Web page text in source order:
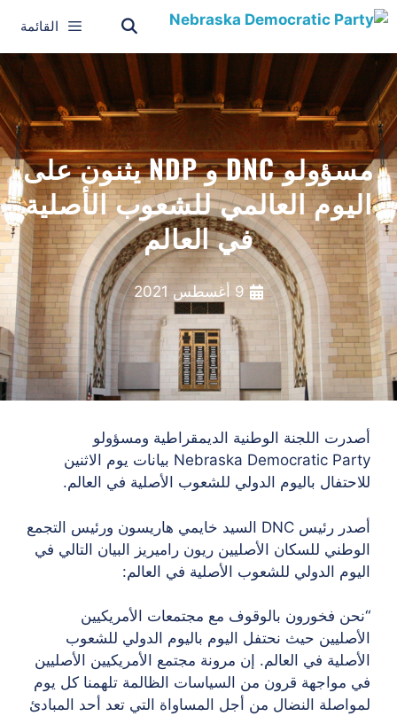
القائمة
مسؤولو DNC و NDP يثنون على
اليوم العالمي للشعوب الأصلية
في العالم
9 أغسطس 2021
أصدرت اللجنة الوطنية الديمقراطية ومسؤولو
Nebraska Democratic Party بيانات يوم الاثنين
للاحتفال باليوم الدولي للشعوب الأصلية في العالم.
أصدر رئيس DNC السيد خايمي هاريسون ورئيس التجمع
الوطني للسكان الأصليين ريون راميريز البيان التالي في
اليوم الدولي للشعوب الأصلية في العالم:
“نحن فخورون بالوقوف مع مجتمعات الأمريكيين
الأصليين حيث نحتفل اليوم باليوم الدولي للشعوب
الأصلية في العالم. إن مرونة مجتمع الأمريكيين الأصليين
في مواجهة قرون من السياسات الظالمة تلهمنا كل يوم
لمواصلة النضال من أجل المساواة التي تعد أحد المبادئ